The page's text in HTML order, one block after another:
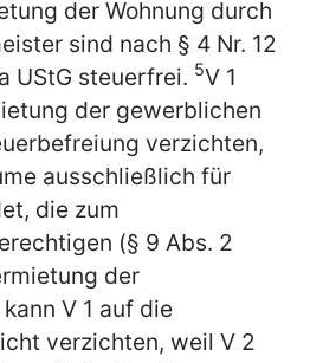
der Wohnung durch
sind nach § 4 Nr. 12
UStG steuerfrei. 5V 1
der gewerblichen
verzichten,
ausschließlich für
die zum
(§ 9 Abs. 2
der
V 1 auf die
verzichten, weil V 2